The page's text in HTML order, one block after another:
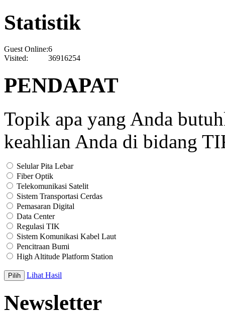
Statistik
Guest Online:6
Visited:
36916254
PENDAPAT
Topik apa yang Anda
keahlian Anda di bidang
Selular Pita Lebar
Fiber Optik
Telekomunikasi Satelit
Sistem Transportasi Cerdas
Pemasaran Digital
Data Center
Regulasi TIK
Sistem Komunikasi Kabel Laut
Pencitraan Bumi
High Altitude Platform Station
Lihat Hasil
Newsletter